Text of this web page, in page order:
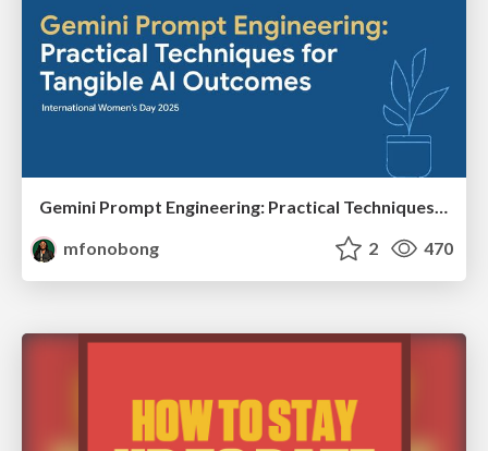
mfonobong
2 470